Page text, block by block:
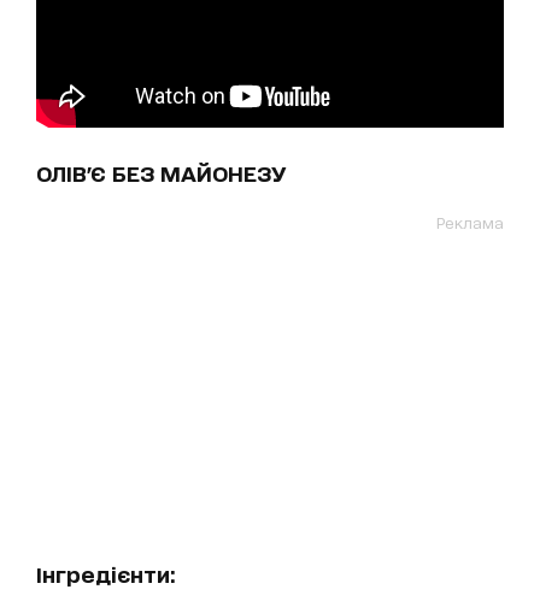
ОЛІВ'Є БЕЗ МАЙОНЕЗУ
Реклама
Інгредієнти: